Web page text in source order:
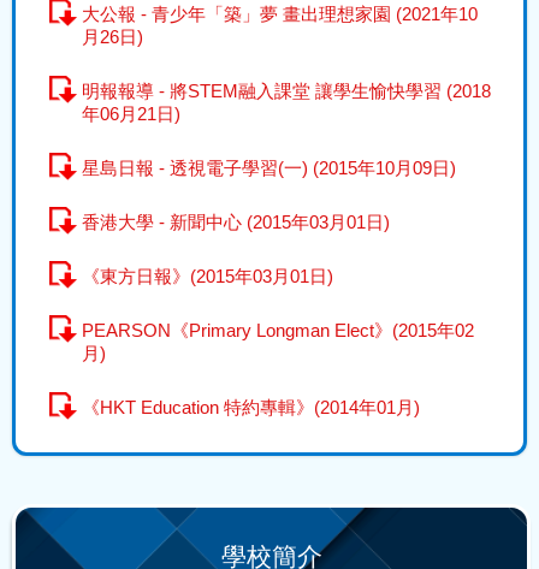
大公報 - 青少年「築」夢 畫出理想家園 (2021年10
月26日)
明報報導 - 將STEM融入課堂 讓學生愉快學習 (2018
年06月21日)
星島日報 - 透視電子學習(一) (2015年10月09日)
香港大學 - 新聞中心 (2015年03月01日)
《東方日報》(2015年03月01日)
PEARSON《Primary Longman Elect》(2015年02
月)
《HKT Education 特約專輯》(2014年01月)
學校簡介